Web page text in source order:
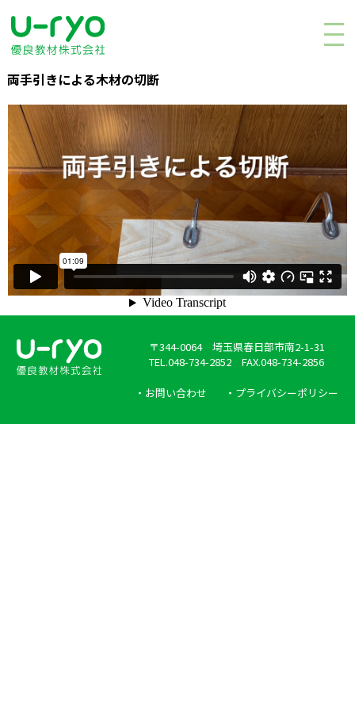
両手引きによる木材の切断
〒344-0064 埼玉県春日部市南2-1-31
TEL.048-734-2852 FAX.048-734-2856
・お問い合わせ ・プライバシーポリシー